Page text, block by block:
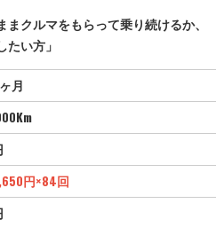
まクルマをもらって乗り続けるか、
い方」
月
円×84回